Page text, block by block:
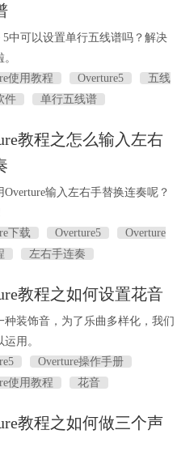
5中可以设置单行五线谱吗？解决
使用教程
Overture5
五线
件
单行五线谱
教程之怎么输入左右
Overture输入左右手替换连奏呢？
下载
Overture5
Overture
左右手连奏
教程之如何设置花音
种装饰音，为了乐曲多样化，我们
用。
Overture操作手册
使用教程
花音
教程之如何做三个声